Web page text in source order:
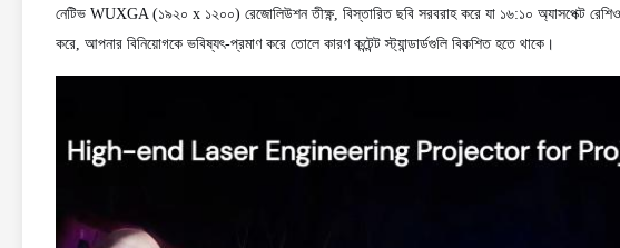
নেটিভ WUXGA (১৯২০ x ১২০০) রেজোলিউশন তীক্ষ্ণ, বিস্তারিত ছবি সরবরাহ করে যা ১৬:১০ অ্যাসপেক্ট
করে, আপনার বিনিয়োগকে ভবিষ্যৎ-প্রমাণ করে তোলে কারণ কন্টেন্ট স্ট্যান্ডার্ডগুলি বিকশিত হতে থাকে।